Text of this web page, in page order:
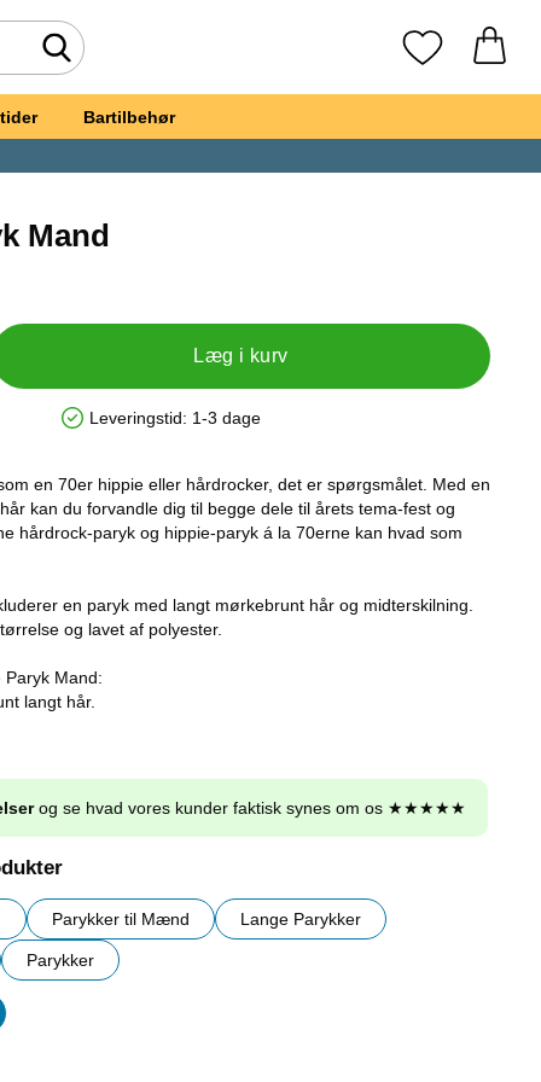
Foretag søgning Mine favoritter
Bartilbehør
Mand
Læg i kurv
Produkttilgængelighed: På lager
Leveringstid: 1-3 dage
en 70er hippie eller hårdrocker, det er spørgsmålet. Med en
kan du forvandle dig til begge dele til årets tema-fest og
hårdrock-paryk og hippie-paryk á la 70erne kan hvad som
en paryk med langt mørkebrunt hår og midterskilning.
og lavet af polyester.
Paryk Mand:
langt hår.
og se hvad vores kunder faktisk synes om os ★★★★★
Parykker til Mænd Lange Parykker
Parykker